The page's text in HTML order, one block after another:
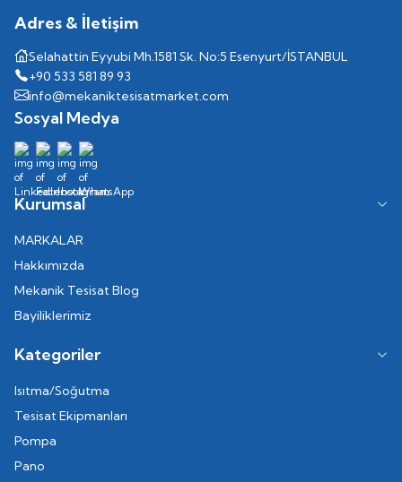
Adres & İletişim
Selahattin Eyyubi Mh.1581 Sk. No:5 Esenyurt/İSTANBUL
+90 533 581 89 93
info@mekaniktesisatmarket.com
Sosyal Medya
Kurumsal
MARKALAR
Hakkımızda
Mekanik Tesisat Blog
Bayiliklerimiz
Kategoriler
Isıtma/Soğutma
Tesisat Ekipmanları
Pompa
Pano